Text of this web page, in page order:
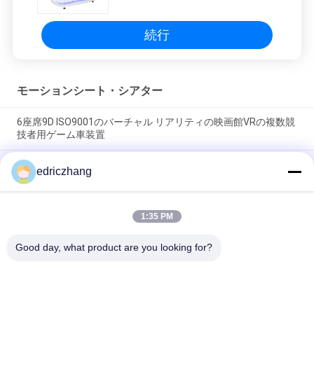
続行
モーションシート・シアター
6座席9D ISO9001のバーチャル リアリティの映画館VRの複数競
技者用ゲーム車装置
バーチャル リアリティの9d VRのシミュレーターを競争させる
複数競技者用Vrのシミュレーターのゲーム・マシン6の座席
争させる複数競技者用Vrのシミュレーターのゲーム・マシン6の
edriczhang
1:35 PM
Good day, what product are you looking for?